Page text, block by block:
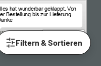
Filtern & Sortieren